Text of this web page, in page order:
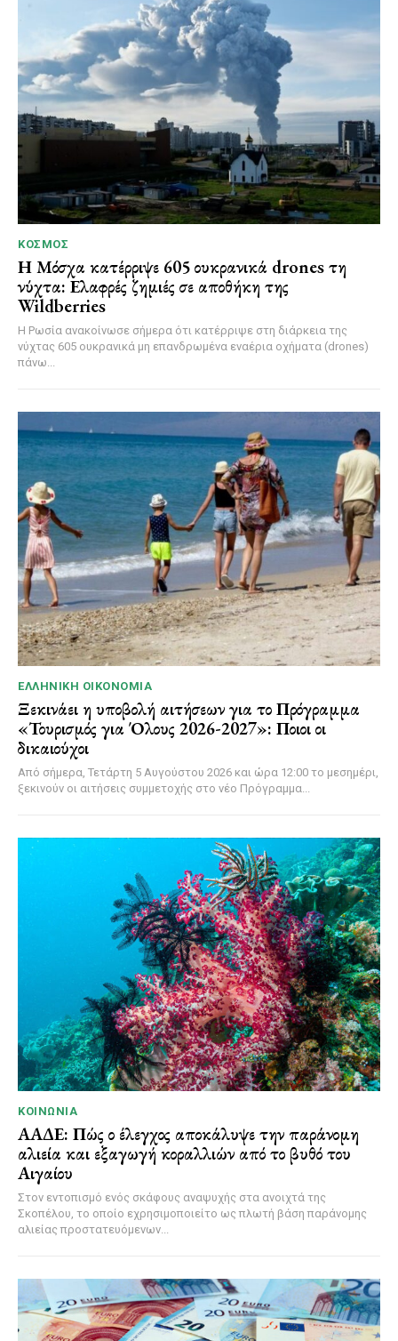
ΚΌΣΜΟΣ
Η Μόσχα κατέρριψε 605 ουκρανικά drones τη
νύχτα: Ελαφρές ζημιές σε αποθήκη της
Wildberries
Η Ρωσία ανακοίνωσε σήμερα ότι κατέρριψε στη διάρκεια της
νύχτας 605 ουκρανικά μη επανδρωμένα εναέρια οχήματα (drones)
πάνω...
ΕΛΛΗΝΙΚΉ ΟΙΚΟΝΟΜΊΑ
Ξεκινάει η υποβολή αιτήσεων για το Πρόγραμμα
«Τουρισμός για Όλους 2026-2027»: Ποιοι οι
δικαιούχοι
Από σήμερα, Τετάρτη 5 Αυγούστου 2026 και ώρα 12:00 το μεσημέρι,
ξεκινούν οι αιτήσεις συμμετοχής στο νέο Πρόγραμμα...
ΚΟΙΝΩΝΊΑ
ΑΑΔΕ: Πώς ο έλεγχος αποκάλυψε την παράνομη
αλιεία και εξαγωγή κοραλλιών από το βυθό του
Αιγαίου
Στον εντοπισμό ενός σκάφους αναψυχής στα ανοιχτά της
Σκοπέλου, το οποίο εχρησιμοποιείτο ως πλωτή βάση παράνομης
αλιείας προστατευόμενων...